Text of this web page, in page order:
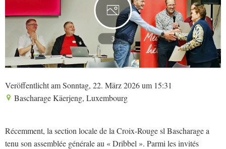
3
Veröffentlicht am Sonntag, 22. März 2026 um 15:31
Bascharage Käerjeng, Luxembourg
Récemment, la section locale de la Croix-Rouge sl Bascharage a
tenu son assemblée générale au « Dribbel ». Parmi les invités